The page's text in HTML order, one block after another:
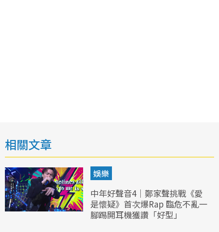
相關文章
娛樂
中年好聲音4｜鄭家聲挑戰《愛
是懷疑》首次爆Rap 臨危不亂一
腳踢開耳機獲讚「好型」